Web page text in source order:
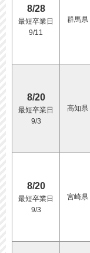
8/28
最短卒業日
9/11
群馬県
8/20
最短卒業日
9/3
高知県
8/20
最短卒業日
9/3
宮崎県